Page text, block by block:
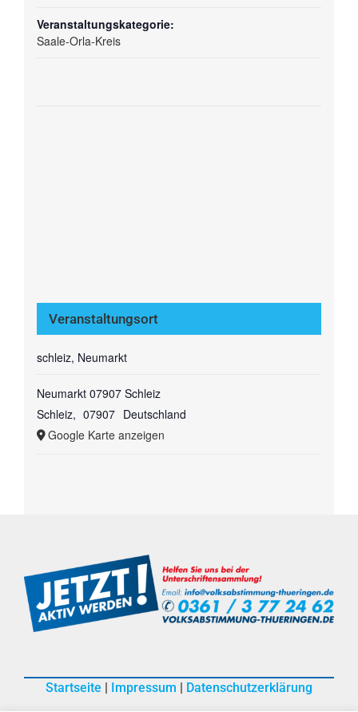
Veranstaltungskategorie:
Saale-Orla-Kreis
Veranstaltungsort
schleiz, Neumarkt
Neumarkt 07907 Schleiz
Schleiz, 07907 Deutschland
Google Karte anzeigen
Startseite | Impressum | Datenschutzerklärung